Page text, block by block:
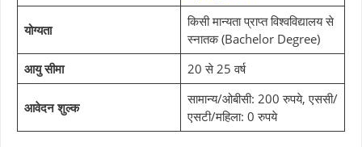
योग्यता
किसी मान्यता प्राप्त विश्वविद्यालय से
स्नातक (Bachelor Degree)
आयु सीमा
20 से 25 वर्ष
आवेदन शुल्क
सामान्य/ओबीसी: 200 रुपये, एससी/
एसटी/महिला: 0 रुपये